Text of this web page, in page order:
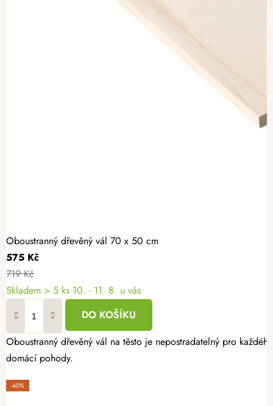
Oboustranný dřevěný vál 70 x 50 cm
575 Kč
719 Kč
Skladem > 5 ks 10. - 11. 8. u vás
DO KOŠÍKU
Oboustranný dřevěný vál na těsto je nepostradatelný pro
domácí pohody.
-40%